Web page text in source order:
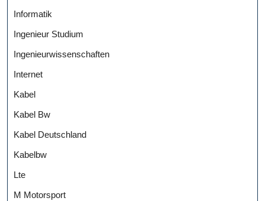
Informatik
Ingenieur Studium
Ingenieurwissenschaften
Internet
Kabel
Kabel Bw
Kabel Deutschland
Kabelbw
Lte
M Motorsport